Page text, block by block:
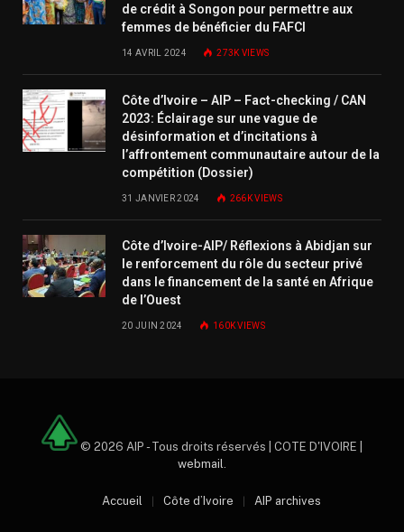
de crédit à Songon pour permettre aux
femmes de bénéficier du FAFCI
14 AVRIL 2024 273K VIEWS
Côte d’Ivoire – AIP – Fact-checking / CAN
2023: Éclairage sur une vague de
désinformation et d’incitations à
l’affrontement communautaire autour de la
compétition (Dossier)
31 JANVIER 2024 266KVIEWS
Côte d’Ivoire-AIP/ Réflexions à Abidjan sur
le renforcement du rôle du secteur privé
dans le financement de la santé en Afrique
de l’Ouest
20 JUIN 2024 160KVIEWS
© 2026 AIP - Tous droits réservés | COTE D'IVOIRE |
webmail
Accueil Côte d’Ivoire AIP archives